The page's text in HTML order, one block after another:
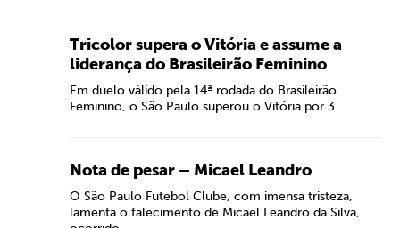
Tricolor supera o Vitória e assume a
liderança do Brasileirão Feminino
Em duelo válido pela 14ª rodada do Brasileirão
Feminino, o São Paulo superou o Vitória por 3...
Nota de pesar – Micael Leandro
O São Paulo Futebol Clube, com imensa tristeza,
lamenta o falecimento de Micael Leandro da Silva,